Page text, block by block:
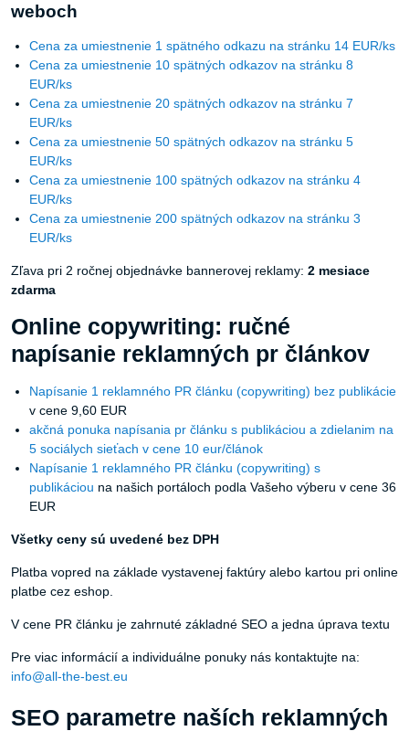
weboch
Cena za umiestnenie 1 spätného odkazu na stránku 14 EUR/ks
Cena za umiestnenie 10 spätných odkazov na stránku 8
EUR/ks
Cena za umiestnenie 20 spätných odkazov na stránku 7
EUR/ks
Cena za umiestnenie 50 spätných odkazov na stránku 5
EUR/ks
Cena za umiestnenie 100 spätných odkazov na stránku 4
EUR/ks
Cena za umiestnenie 200 spätných odkazov na stránku 3
EUR/ks
Zľava pri 2 ročnej objednávke bannerovej reklamy: 2 mesiace
zdarma
Online copywriting: ručné
napísanie reklamných pr článkov
Napísanie 1 reklamného PR článku (copywriting) bez publikácie
v cene 9,60 EUR
akčná ponuka napísania pr článku s publikáciou a zdielanim na
5 sociálych sieťach v cene 10 eur/článok
Napísanie 1 reklamného PR článku (copywriting) s
publikáciou na našich portáloch podla Vašeho výberu v cene 36
EUR
Všetky ceny sú uvedené bez DPH
Platba vopred na základe vystavenej faktúry alebo kartou pri online
platbe cez eshop.
V cene PR článku je zahrnuté základné SEO a jedna úprava textu
Pre viac informácií a individuálne ponuky nás kontaktujte na:
info@all-the-best.eu
SEO parametre naších reklamných